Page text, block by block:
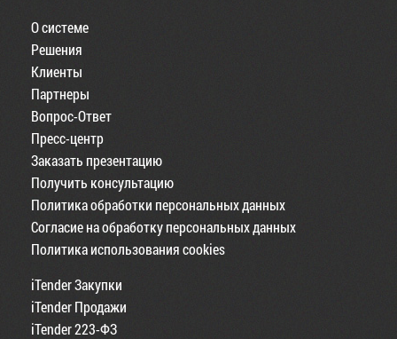
О системе
Решения
Клиенты
Партнеры
Вопрос-Ответ
Пресс-центр
Заказать презентацию
Получить консультацию
Политика обработки персональных данных
Согласие на обработку персональных данных
Политика использования cookies
iTender Закупки
iTender Продажи
iTender 223-ФЗ